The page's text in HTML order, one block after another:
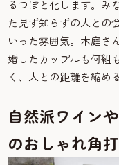
るつぼと化します。み
た見ず知らずの人との
いった雰囲気。木庭さ
婚したカップルも何組
く、人との距離を縮め
自然派ワイン
のおしゃれ角